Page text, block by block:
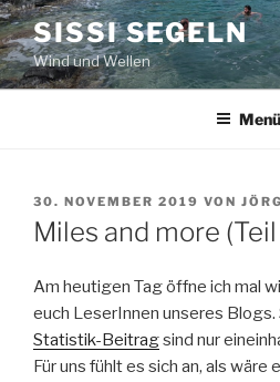
Zum
Inhalt
springen
SISSI SEGELN
Wind und Wellen
Menü
VERÖFFENTLICHT
AM
30. NOVEMBER 2019 VON JÖRG
Miles and more (Teil
Am heutigen Tag öffne ich mal
euch LeserInnen unseres Blogs.
Statistik-Beitragsind nur
Für uns fühlt es sich an, als wäre